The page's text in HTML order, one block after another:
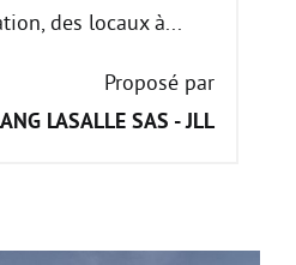
des locaux à...
Proposé par
LASALLE SAS - JLL